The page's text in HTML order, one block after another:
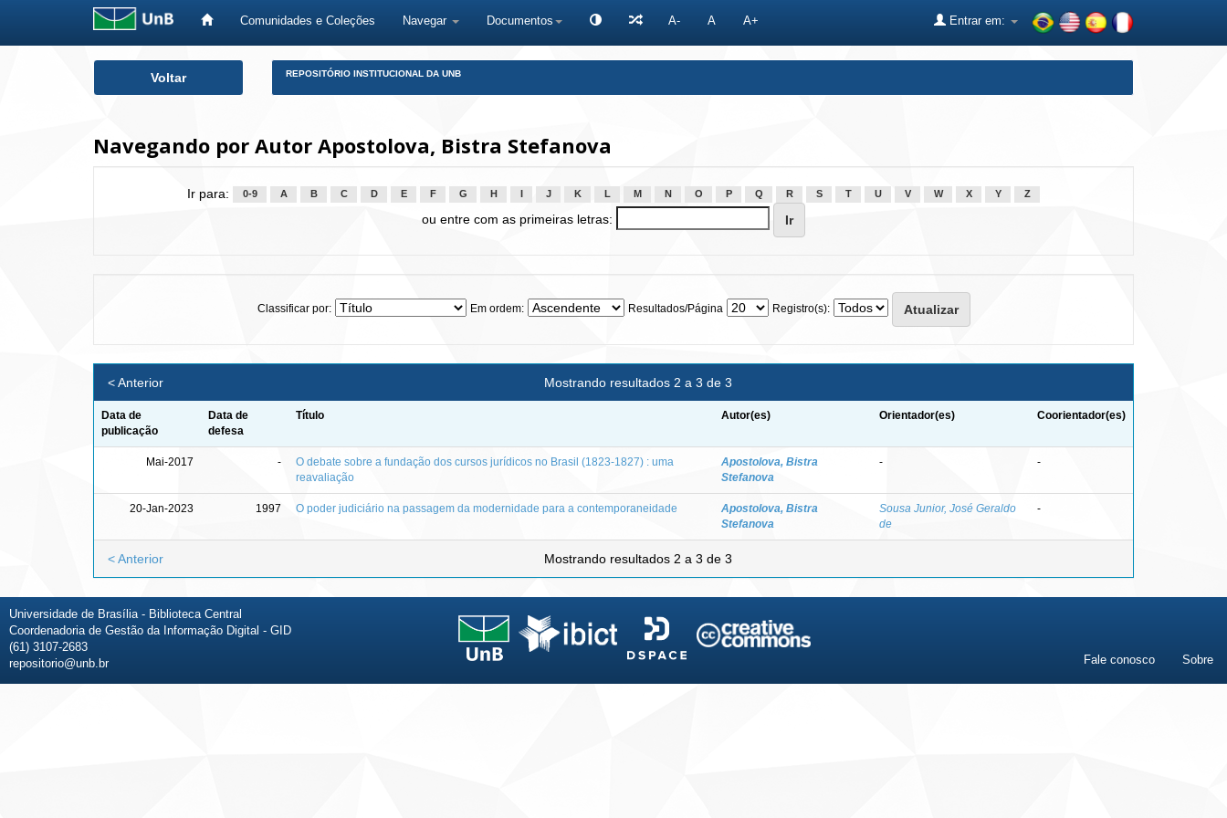
Comunidades e Coleções Navegar Documentos A- A A+ Entrar em:
Voltar REPOSITÓRIO INSTITUCIONAL DA UNB
Navegando por Autor Apostolova, Bistra Stefanova
Ir para: 0-9 A B C D E F G H J K L M N O P Q R S T U V W X Y Z
ou entre com as primeiras letras:
Classificar por: Em ordem: Resultados/Página Registro(s):
Mostrando resultados 2 a 3 de 3
< Anterior
Data de
publicação
Data de
defesa
Título Autor(es) Orientador(es) Coorientador(es)
Mai-2017 -
O debate sobre a fundação dos cursos jurídicos no Brasil (1823-1827) : uma
reavaliação
Apostolova, Bistra
Stefanova
- -
20-Jan-2023 1997 O poder judiciário na passagem da modernidade para a contemporaneidade
Apostolova, Bistra
Stefanova
Sousa Junior, José Geraldo
de
-
Mostrando resultados 2 a 3 de 3
< Anterior
Universidade de Brasília - Biblioteca Central
Coordenadoria de Gestão da Informação Digital - GID
(61) 3107-2683
repositorio@unb.br
Fale conosco Sobre